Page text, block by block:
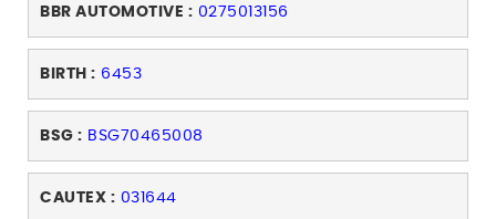
BBR AUTOMOTIVE : 0275013156
BIRTH : 6453
BSG : BSG70465008
CAUTEX : 031644